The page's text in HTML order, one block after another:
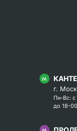
г.
Пн-Вс:
до 18-